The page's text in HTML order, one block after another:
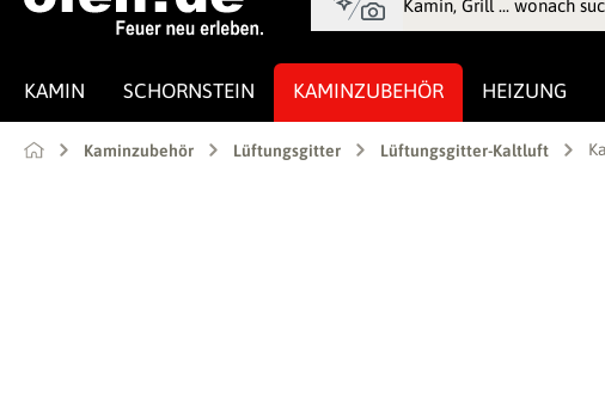
KAMIN SCHORNSTEIN KAMINZUBEHÖR HEIZUNG
Kaminzubehör Lüftungsgitter Lüftungsgitter-Kaltluft